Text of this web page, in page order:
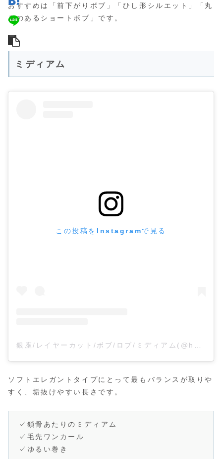
おすすめは「前下がりボブ」「ひし形シルエット」「丸
みのあるショートボブ」です。
ミディアム
この投稿をInstagramで見る
ソフトエレガントタイプにとって最もバランスが取りや
すく、垢抜けやすい長さです。
✓鎖骨あたりのミディアム
✓毛先ワンカール
✓ゆるい巻き